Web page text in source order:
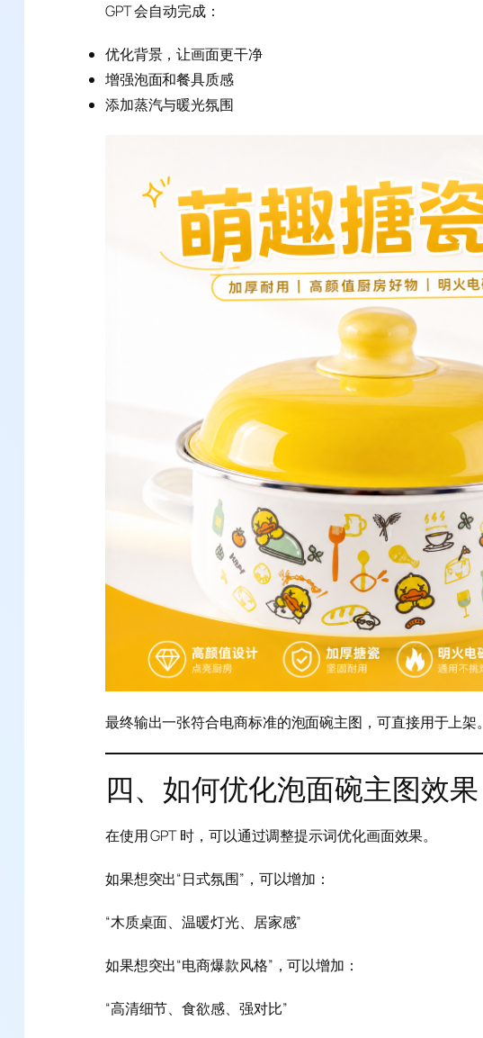
GPT 会自动完成：
优化背景，让画面更干净
增强泡面和餐具质感
添加蒸汽与暖光氛围
最终输出一张符合电商标准的泡面碗主图，可直接用于上架。
四、如何优化泡面碗主图效果
在使用 GPT 时，可以通过调整提示词优化画面效果。
如果想突出“日式氛围”，可以增加：
“木质桌面、温暖灯光、居家感”
如果想突出“电商爆款风格”，可以增加：
“高清细节、食欲感、强对比”